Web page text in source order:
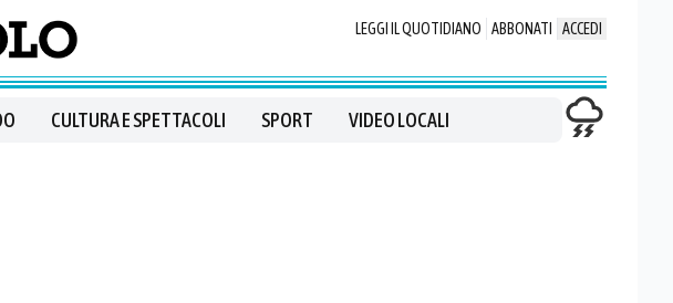
LEGGI IL QUOTIDIANO ABBONATI ACCEDI
CULTURA E SPETTACOLI SPORT VIDEO LOCALI